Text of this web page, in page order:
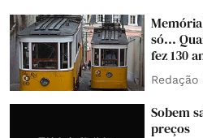
só...
fez 130
Redação
Sobem
preços